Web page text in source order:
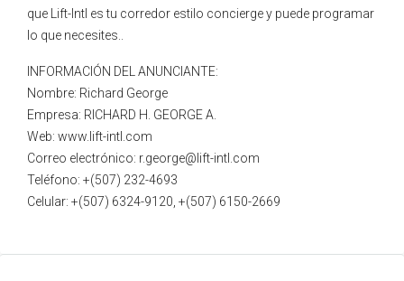
que Lift-Intl es tu corredor estilo concierge y puede programar
lo que necesites..
INFORMACIÓN DEL ANUNCIANTE:
Nombre: Richard George
Empresa: RICHARD H. GEORGE A.
Web: www.lift-intl.com
Correo electrónico: r.george@lift-intl.com
Teléfono: +(507) 232-4693
Celular: +(507) 6324-9120, +(507) 6150-2669